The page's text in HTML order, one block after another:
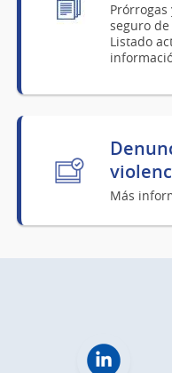
seguro
Listado
Más